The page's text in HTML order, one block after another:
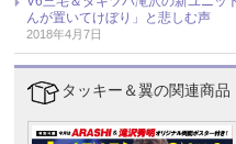
んが置いてけぼり」と悲しむ声
2018年4月7日
タッキー＆翼の関連商品